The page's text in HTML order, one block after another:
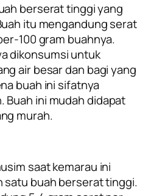
berserat tinggi yang
itu mengandung serat
100 gram buahnya.
dikonsumsi untuk
air besar dan bagi yang
buah ini sifatnya
Buah ini mudah didapat
murah.
saat kemarau ini
satu buah berserat tinggi.